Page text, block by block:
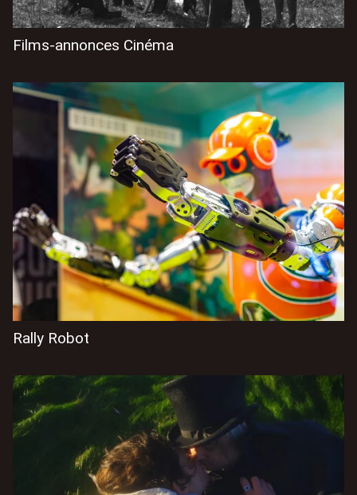
Films-annonces Cinéma
Rally Robot